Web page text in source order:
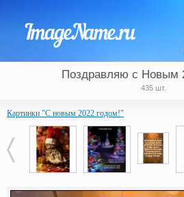
Поздравляю с Новым
435 шт.
Картинки "С новым 2022 годом!"